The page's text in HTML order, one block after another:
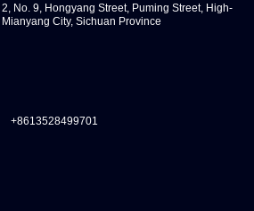
No. 9, Hongyang Street, Puming Street, High-
City, Sichuan Province
+8613528499701